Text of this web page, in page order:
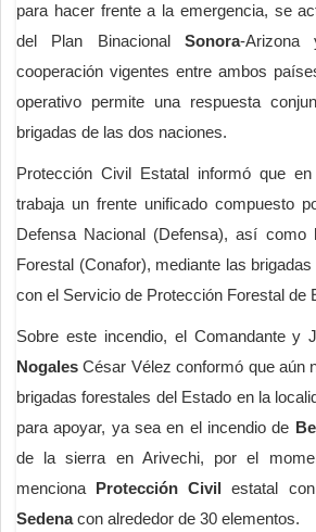
para hacer frente a la emergencia, se
del Plan BinacionalSonora-
cooperación vigentes entre ambos
operativo permite una respuesta
brigadas de las dos naciones.
Protección Civil Estatal informó que
trabaja un frente unificado compuesto
Defensa Nacional (Defensa), así como
Forestal (Conafor), mediante las
con el Servicio de Protección Forestal de
Sobre este incendio, el Comandante y
Nogales César Vélez conformó que aún
brigadas forestales del Estado en la
para apoyar, ya sea en el incendio de
de la sierra en Arivechi, por el
menciona Protección Civil estatal
Sedenacon alrededor de 30 elementos.